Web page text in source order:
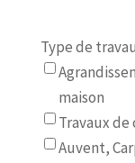
Type de
maison
Travaux
Auvent,